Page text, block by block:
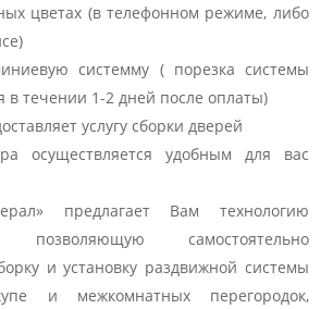
цветах (в телефонном режиме, либо
системму ( порезка системы
в течении 1-2 дней после оплаты)
услугу сборки дверей
осуществляется удобным для вас
предлагает Вам технологию
позволяющую самостоятельно
и установку раздвижной системы
и межкомнатных перегородок,